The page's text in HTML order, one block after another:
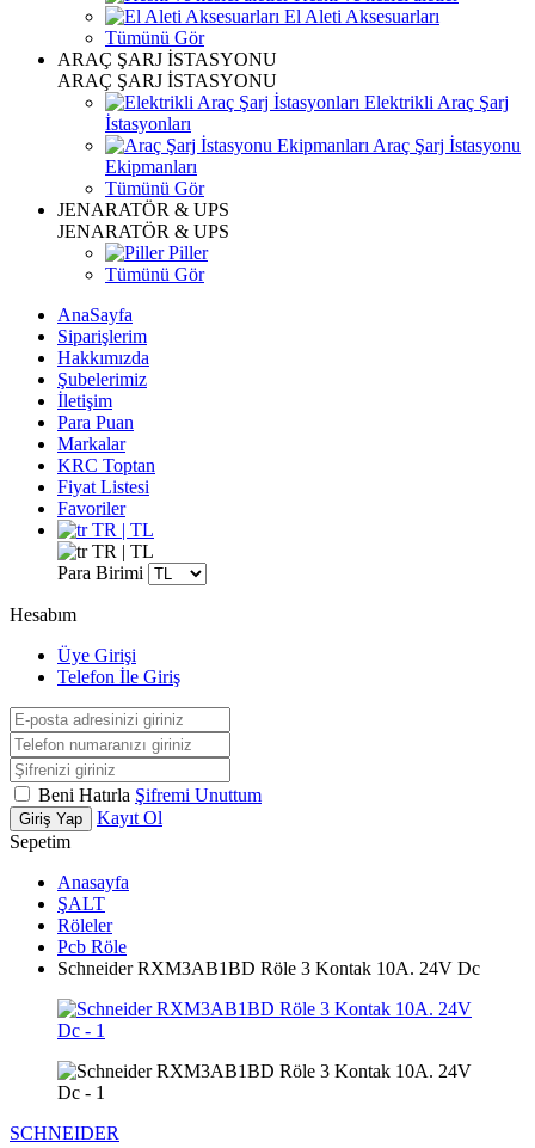
El Aleti Aksesuarları
Tümünü Gör
ARAÇ ŞARJ İSTASYONU
ARAÇ ŞARJ İSTASYONU
Elektrikli Araç Şarj
İstasyonları
Araç Şarj İstasyonu
Ekipmanları
Tümünü Gör
JENARATÖR & UPS
JENARATÖR & UPS
Piller
Tümünü Gör
AnaSayfa
Siparişlerim
Hakkımızda
Şubelerimiz
İletişim
Para Puan
Markalar
KRC Toptan
Fiyat Listesi
Favoriler
TR | TL
TR | TL
Para Birimi
Hesabım
Üye Girişi
Telefon İle Giriş
Beni Hatırla Şifremi Unuttum
Giriş Yap
Kayıt Ol
Sepetim
Anasayfa
ŞALT
Röleler
Pcb Röle
Schneider RXM3AB1BD Röle 3 Kontak 10A. 24V Dc
SCHNEIDER